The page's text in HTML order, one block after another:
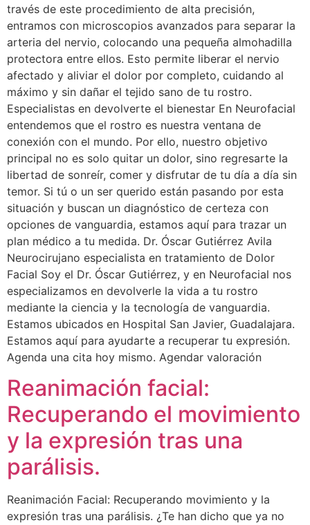
través de este procedimiento de alta precisión,
entramos con microscopios avanzados para separar la
arteria del nervio, colocando una pequeña almohadilla
protectora entre ellos. Esto permite liberar el nervio
afectado y aliviar el dolor por completo, cuidando al
máximo y sin dañar el tejido sano de tu rostro.
Especialistas en devolverte el bienestar En Neurofacial
entendemos que el rostro es nuestra ventana de
conexión con el mundo. Por ello, nuestro objetivo
principal no es solo quitar un dolor, sino regresarte la
libertad de sonreír, comer y disfrutar de tu día a día sin
temor. Si tú o un ser querido están pasando por esta
situación y buscan un diagnóstico de certeza con
opciones de vanguardia, estamos aquí para trazar un
plan médico a tu medida. Dr. Óscar Gutiérrez Avila
Neurocirujano especialista en tratamiento de Dolor
Facial Soy el Dr. Óscar Gutiérrez, y en Neurofacial nos
especializamos en devolverle la vida a tu rostro
mediante la ciencia y la tecnología de vanguardia.
Estamos ubicados en Hospital San Javier, Guadalajara.
Estamos aquí para ayudarte a recuperar tu expresión.
Agenda una cita hoy mismo. Agendar valoración
Reanimación facial:
Recuperando el movimiento
y la expresión tras una
parálisis.
Reanimación Facial: Recuperando movimiento y la
expresión tras una parálisis. ¿Te han dicho que ya no